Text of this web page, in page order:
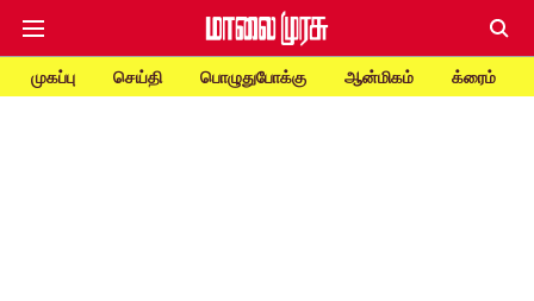
முகப்பு செய்தி பொழுதுபோக்கு ஆன்மிகம் க்ரைம்